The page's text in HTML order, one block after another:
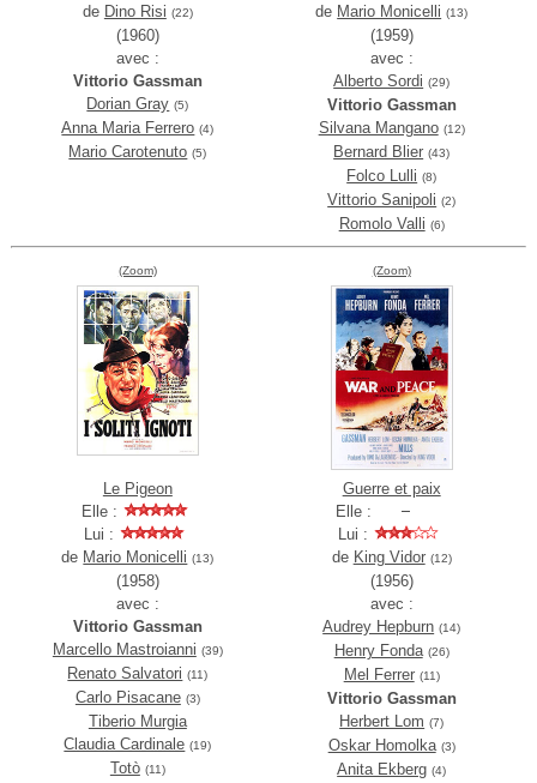
de Dino Risi (22)
(1960)
avec :
Vittorio Gassman
Dorian Gray (5)
Anna Maria Ferrero (4)
Mario Carotenuto (5)
de Mario Monicelli (13)
(1959)
avec :
Alberto Sordi (29)
Vittorio Gassman
Silvana Mangano (12)
Bernard Blier (43)
Folco Lulli (8)
Vittorio Sanipoli (2)
Romolo Valli (6)
(Zoom)
Le Pigeon
Elle :
Lui :
de Mario Monicelli (13)
(1958)
avec :
Vittorio Gassman
Marcello Mastroianni (39)
Renato Salvatori (11)
Carlo Pisacane (3)
Tiberio Murgia
Claudia Cardinale (19)
Totò (11)
(Zoom)
Guerre et paix
Elle :
Lui :
de King Vidor (12)
(1956)
avec :
Audrey Hepburn (14)
Henry Fonda (26)
Mel Ferrer (11)
Vittorio Gassman
Herbert Lom (7)
Oskar Homolka (3)
Anita Ekberg (4)